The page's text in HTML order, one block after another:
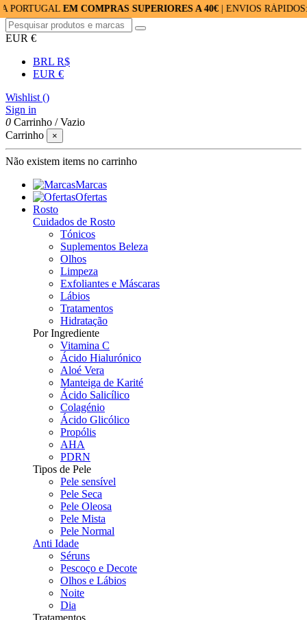
EM COMPRAS SUPERIORES A 40€| ENVIOS RÁPIDOS: 24/48H |
EUR €
BRL R$
EUR €
Wishlist ()
Sign in
0 Carrinho /Vazio
Carrinho
×
Não existem items no carrinho
Marcas
Ofertas
Rosto
Cuidados de Rosto
Tónicos
Suplementos Beleza
Olhos
Limpeza
Exfoliantes e Máscaras
Lábios
Tratamentos
Hidratação
Por Ingrediente
Vitamina C
Ácido Hialurónico
Aloé Vera
Manteiga de Karité
Ácido Salicílico
Colagénio
Ácido Glicólico
Propólis
AHA
PDRN
Tipos de Pele
Pele sensível
Pele Seca
Pele Oleosa
Pele Mista
Pele Normal
Anti Idade
Séruns
Pescoço e Decote
Olhos e Lábios
Noite
Dia
Tratamentos